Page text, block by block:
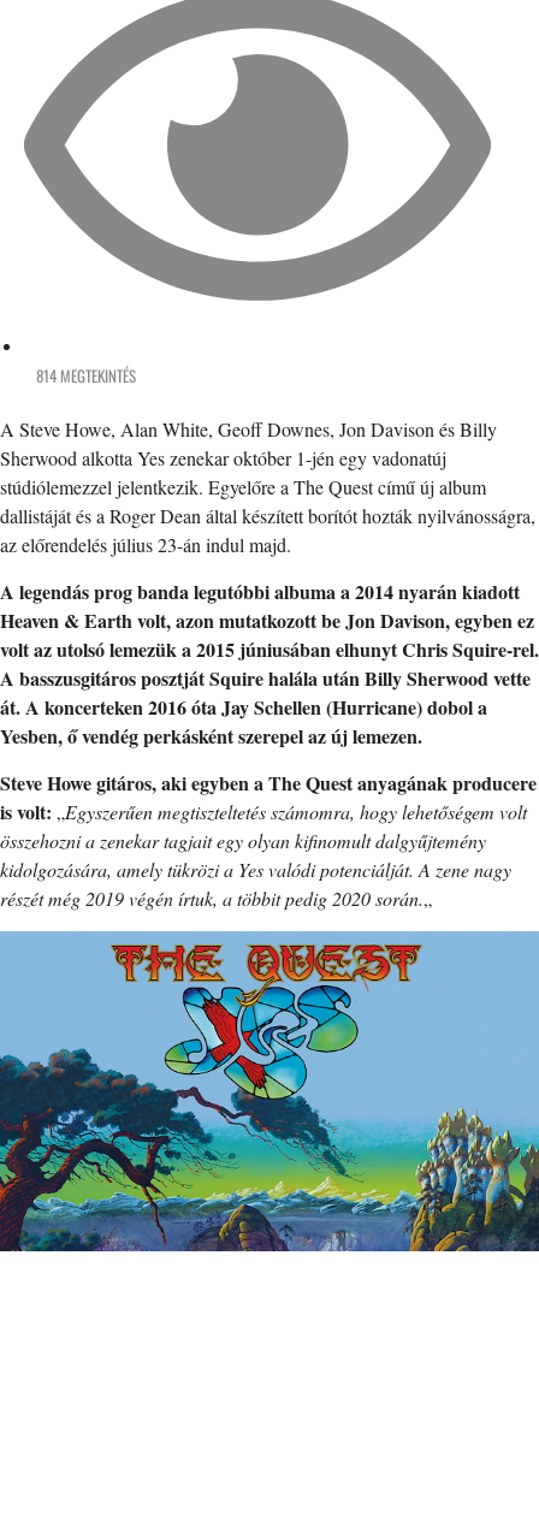
814 MEGTEKINTÉS
A Steve Howe, Alan White, Geoff Downes, Jon Davison és Billy
Sherwood alkotta Yes zenekar október 1-jén egy vadonatúj
stúdiólemezzel jelentkezik. Egyelőre a The Quest című új album
dallistáját és a Roger Dean által készített borítót hozták nyilvánosságra,
az előrendelés július 23-án indul majd.
A legendás prog banda legutóbbi albuma a 2014 nyarán kiadott
Heaven & Earth volt, azon mutatkozott be Jon Davison, egyben ez
volt az utolsó lemezük a 2015 júniusában elhunyt Chris Squire-rel.
A basszusgitáros posztját Squire halála után Billy Sherwood vette
át. A koncerteken 2016 óta Jay Schellen (Hurricane) dobol a
Yesben, ő vendég perkásként szerepel az új lemezen.
Steve Howe gitáros, aki egyben a The Quest anyagának producere
is volt: „Egyszerűen megtiszteltetés számomra, hogy lehetőségem volt
összehozni a zenekar tagjait egy olyan kifinomult dalgyűjtemény
kidolgozására, amely tükrözi a Yes valódi potenciálját. A zene nagy
részét még 2019 végén írtuk, a többit pedig 2020 során.„